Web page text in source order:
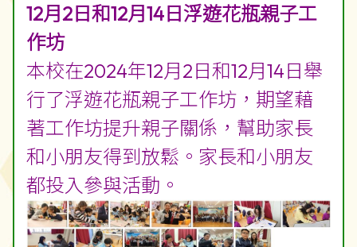
12月2日和12月14日浮遊花瓶親子工
作坊
本校在2024年12月2日和12月14日舉
行了浮遊花瓶親子工作坊，期望藉
著工作坊提升親子關係，幫助家長
和小朋友得到放鬆。家長和小朋友
都投入參與活動。